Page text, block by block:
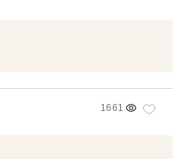
1661